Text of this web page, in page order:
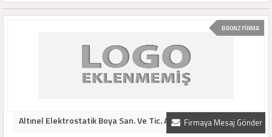
BRONZ FİRMA
Firmaya Mesaj Gönder
Altınel Elektrostatik Boya San. Ve Tic. Aş